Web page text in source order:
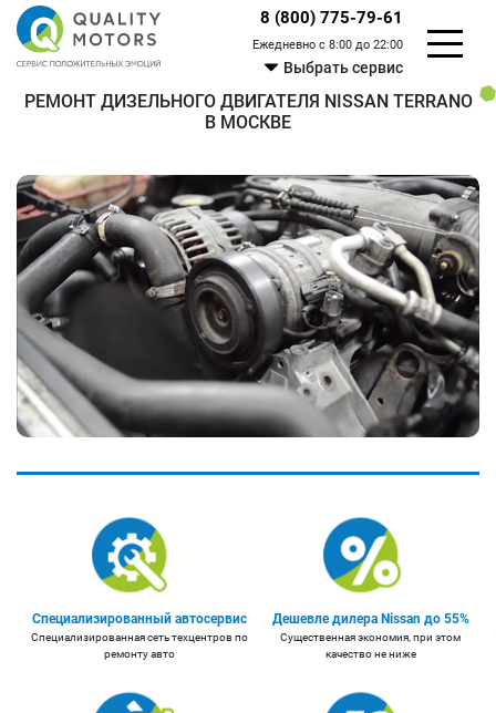
8 (800) 775-79-61
Ежедневно с 8:00 до 22:00
Выбрать сервис
РЕМОНТ ДИЗЕЛЬНОГО ДВИГАТЕЛЯ NISSAN TERRANO
В МОСКВЕ
Специализированный автосервис
Специализированная сеть техцентров по
ремонту авто
Дешевле дилера Nissan до 55%
Существенная экономия, при этом
качество не ниже